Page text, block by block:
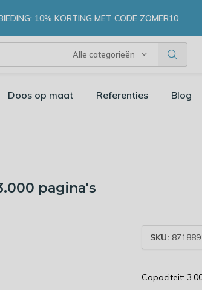
Alle categorieën
10% KORTING MET CODE ZOMER10
Doos op maat Referenties Blog
pagina's
SKU:
Capaciteit: